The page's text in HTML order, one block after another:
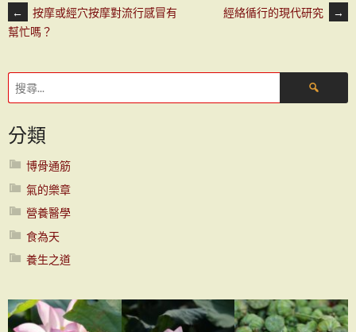
文
章
導
覽
←
按摩或經穴按摩對流行感冒有
幫忙嗎？
經絡循行的現代研究 →
分類
博骨通筋
氣的樂章
營養醫學
食為天
養生之道